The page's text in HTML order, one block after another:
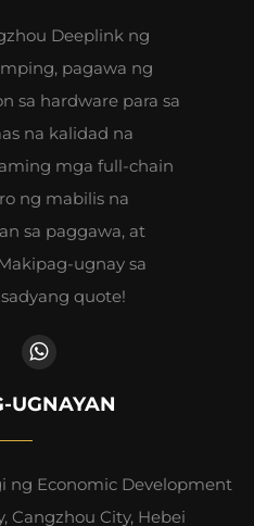
Deeplink ng
pagawa ng
sa hardware para sa
na kalidad na
mga full-chain
ng mabilis na
sa paggawa, at
ugnay sa
quote!
UGNAYAN
ng Economic Development
Cangzhou City, Hebei